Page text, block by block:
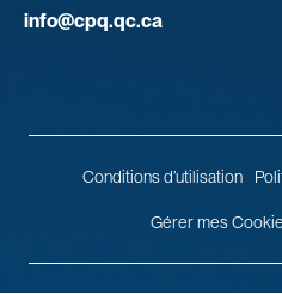
info@cpq.qc.ca
Conditions d’utilisation
Gérer mes